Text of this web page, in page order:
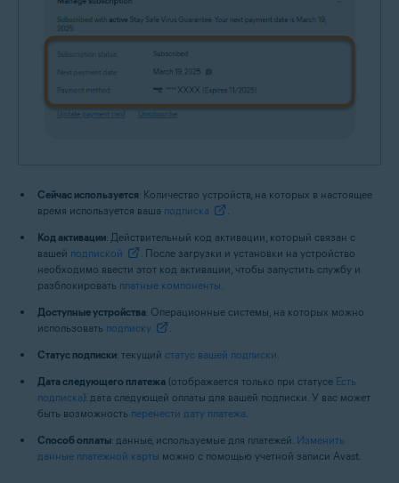
Сейчас используется: Количество устройств, на которых в настоящее
время используется ваша подписка
Код активации: Действительный код активации, который связан с
вашей подпиской
. После загрузки и установки на устройство
необходимо ввести этот код активации, чтобы запустить службу и
разблокировать платные компоненты
Доступные устройства: Операционные системы, на которых можно
использовать подписку
Статус подписки: текущий статус вашей подписки
Дата следующего платежа (отображается только при статусе Есть
подписка): дата следующей оплаты для вашей подписки. У вас может
быть возможность перенести дату платежа
Способ оплаты: данные, используемые для платежей. Изменить
данные платежной карты можно с помощью учетной записи Avast.